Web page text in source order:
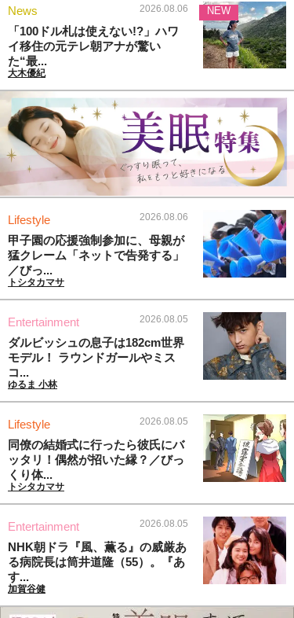
News 2026.08.06
「100ドル札は使えない!?」ハワ
イ移住の元テレ朝アナが驚い
た“最...
大木優紀
NEW
Lifestyle 2026.08.06
甲子園の応援強制参加に、母親が
猛クレーム「ネットで告発する」
／びっ...
トシタカマサ
Entertainment 2026.08.05
ダルビッシュの息子は182cm世界
モデル！ ラウンドガールやミス
コ...
ゆるま 小林
Lifestyle 2026.08.05
同僚の結婚式に行ったら彼氏にバ
ッタリ！偶然が招いた縁？／びっ
くり体...
トシタカマサ
Entertainment 2026.08.05
NHK朝ドラ『風、薫る』の威厳あ
る病院長は筒井道隆（55）。『あ
す...
加賀谷健